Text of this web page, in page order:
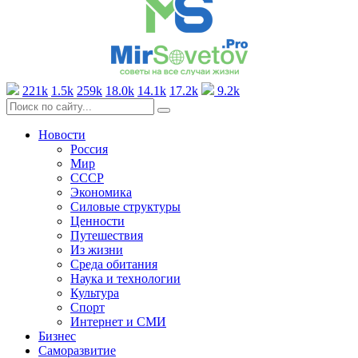
221k 1.5k 259k 18.0k 14.1k 17.2k 9.2k
Новости
Россия
Мир
СССР
Экономика
Силовые структуры
Ценности
Путешествия
Из жизни
Среда обитания
Наука и технологии
Культура
Спорт
Интернет и СМИ
Бизнес
Саморазвитие